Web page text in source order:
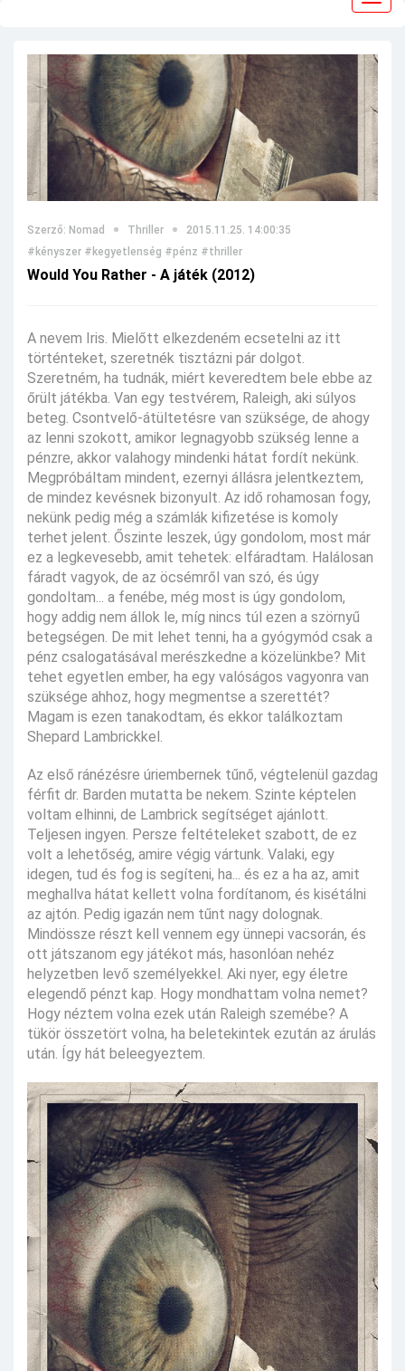
Szerző: Nomad Thriller
2015.11.25. 14:00:35
#kényszer #kegyetlenség #pénz #thriller
Would You Rather - A játék (2012)
A nevem Iris. Mielőtt elkezdeném ecsetelni az itt
történteket, szeretnék tisztázni pár dolgot.
Szeretném, ha tudnák, miért keveredtem bele ebbe az
őrült játékba. Van egy testvérem, Raleigh, aki súlyos
beteg. Csontvelő-átültetésre van szüksége, de ahogy
az lenni szokott, amikor legnagyobb szükség lenne a
pénzre, akkor valahogy mindenki hátat fordít nekünk.
Megpróbáltam mindent, ezernyi állásra jelentkeztem,
de mindez kevésnek bizonyult. Az idő rohamosan fogy,
nekünk pedig még a számlák kifizetése is komoly
terhet jelent. Őszinte leszek, úgy gondolom, most már
ez a legkevesebb, amit tehetek: elfáradtam. Halálosan
fáradt vagyok, de az öcsémről van szó, és úgy
gondoltam... a fenébe, még most is úgy gondolom,
hogy addig nem állok le, míg nincs túl ezen a szörnyű
betegségen. De mit lehet tenni, ha a gyógymód csak a
pénz csalogatásával merészkedne a közelünkbe? Mit
tehet egyetlen ember, ha egy valóságos vagyonra van
szüksége ahhoz, hogy megmentse a szerettét?
Magam is ezen tanakodtam, és ekkor találkoztam
Shepard Lambrickkel.
Az első ránézésre úriembernek tűnő, végtelenül gazdag
férfit dr. Barden mutatta be nekem. Szinte képtelen
voltam elhinni, de Lambrick segítséget ajánlott.
Teljesen ingyen. Persze feltételeket szabott, de ez
volt a lehetőség, amire végig vártunk. Valaki, egy
idegen, tud és fog is segíteni, ha... és ez a ha az, amit
meghallva hátat kellett volna fordítanom, és kisétálni
az ajtón. Pedig igazán nem tűnt nagy dolognak.
Mindössze részt kell vennem egy ünnepi vacsorán, és
ott játszanom egy játékot más, hasonlóan nehéz
helyzetben levő személyekkel. Aki nyer, egy életre
elegendő pénzt kap. Hogy mondhattam volna nemet?
Hogy néztem volna ezek után Raleigh szemébe? A
tükör összetört volna, ha beletekintek ezután az árulás
után. Így hát beleegyeztem.